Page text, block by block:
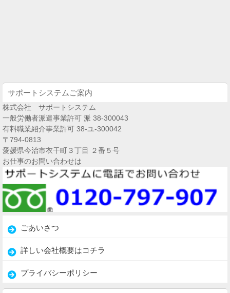
サポートシステムご案内
株式会社 サポートシステム
一般労働者派遣事業許可 派 38-300043
有料職業紹介事業許可 38-ユ-300042
〒794-0813
愛媛県今治市衣干町３丁目 ２番５号
お仕事のお問い合わせは
ごあいさつ
詳しい会社概要はコチラ
プライバシーポリシー